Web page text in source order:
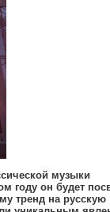
музыки
году он будет
тренд на русскую